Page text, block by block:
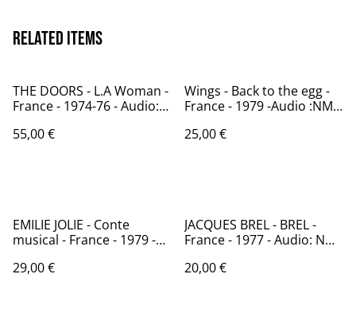
Related items
THE DOORS - L.A Woman -
France - 1974-76 - Audio:
55,00 €
Wings - Back to the egg -
France - 1979 -Audio :NM -
25,00 €
EMILIE JOLIE - Conte
musical - France - 1979 -
29,00 €
JACQUES BREL - BREL -
France - 1977 - Audio: NM -
20,00 €